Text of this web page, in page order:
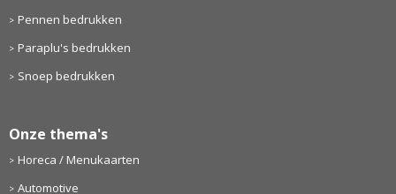
Pennen bedrukken
Paraplu's bedrukken
Snoep bedrukken
Onze thema's
Horeca / Menukaarten
Automotive